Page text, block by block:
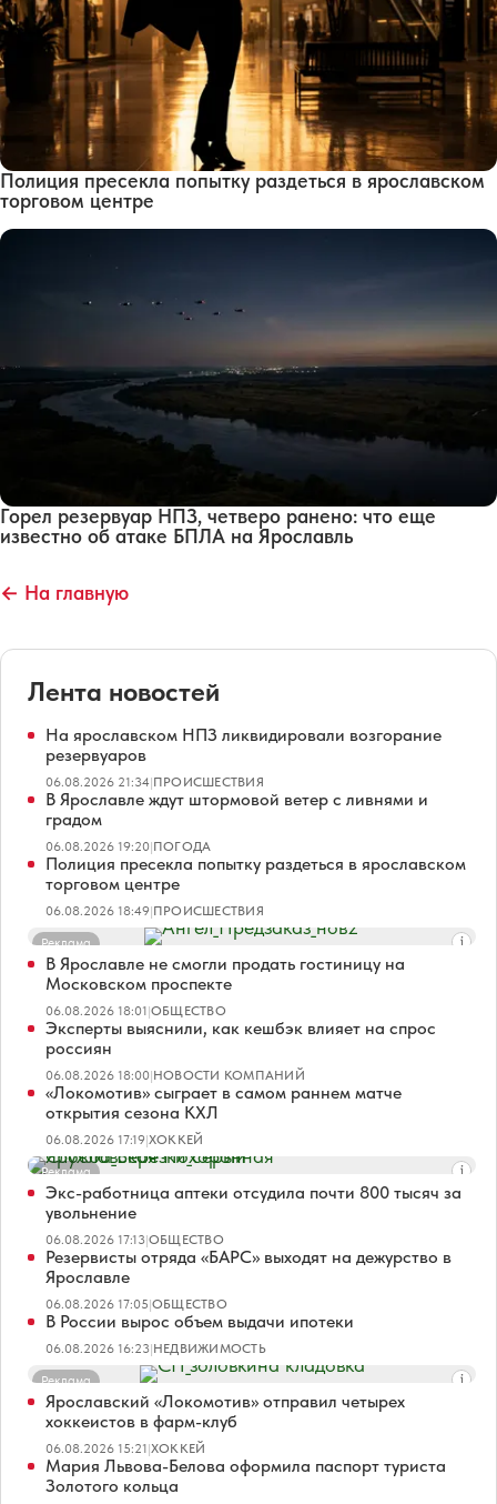
Полиция пресекла попытку раздеться в ярославском
торговом центре
Горел резервуар НПЗ, четверо ранено: что еще
известно об атаке БПЛА на Ярославль
← На главную
Лента новостей
На ярославском НПЗ ликвидировали возгорание
резервуаров
06.08.2026 21:34|ПРОИСШЕСТВИЯ
В Ярославле ждут штормовой ветер с ливнями и
градом
06.08.2026 19:20|ПОГОДА
Полиция пресекла попытку раздеться в ярославском
торговом центре
06.08.2026 18:49|ПРОИСШЕСТВИЯ
Реклама
В Ярославле не смогли продать гостиницу на
Московском проспекте
06.08.2026 18:01|ОБЩЕСТВО
Эксперты выяснили, как кешбэк влияет на спрос
россиян
06.08.2026 18:00|НОВОСТИ КОМПАНИЙ
«Локомотив» сыграет в самом раннем матче
открытия сезона КХЛ
06.08.2026 17:19|ХОККЕЙ
Реклама
Экс-работница аптеки отсудила почти 800 тысяч за
увольнение
06.08.2026 17:13|ОБЩЕСТВО
Резервисты отряда «БАРС» выходят на дежурство в
Ярославле
06.08.2026 17:05|ОБЩЕСТВО
В России вырос объем выдачи ипотеки
06.08.2026 16:23|НЕДВИЖИМОСТЬ
Реклама
Ярославский «Локомотив» отправил четырех
хоккеистов в фарм-клуб
06.08.2026 15:21|ХОККЕЙ
Мария Львова-Белова оформила паспорт туриста
Золотого кольца